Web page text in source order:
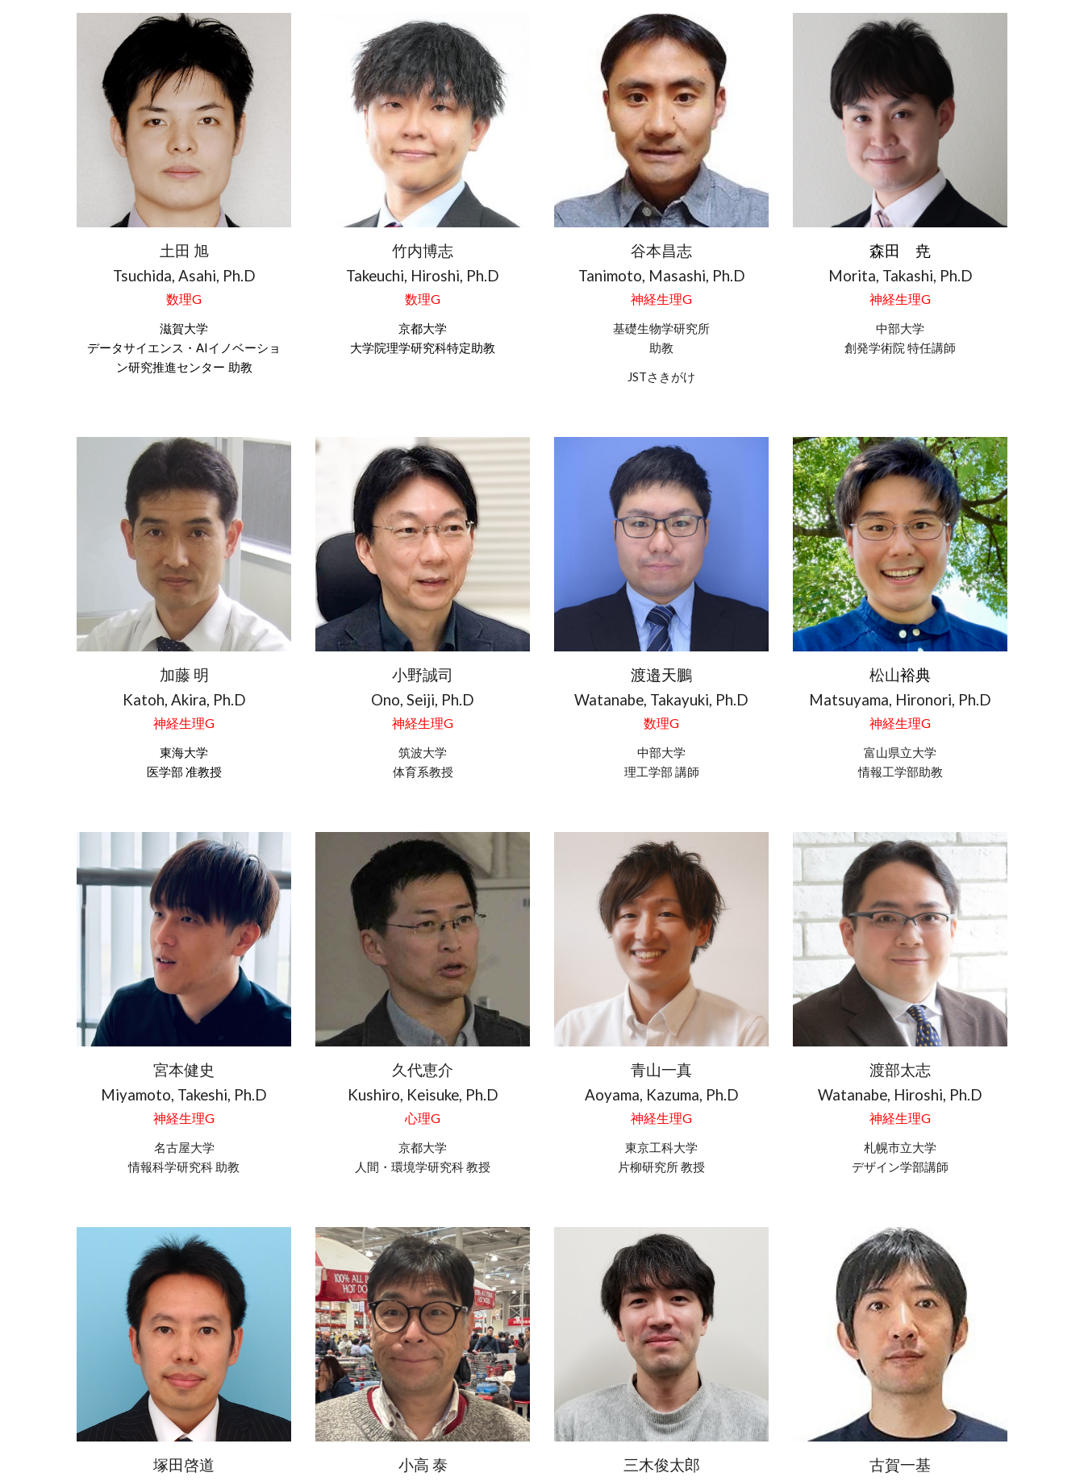
土田 旭
Tsuchida, Asahi, Ph.D
数理G
滋賀大学
データサイエンス・AIイノベーショ
ン研究推進センター 助教
竹内博志
Takeuchi, Hiroshi, Ph.D
数理G
京都大学
大学院理学研究科特定助教
谷本昌志
Tanimoto, Masashi, Ph.D
神経生理G
基礎生物学研究所
助教
JSTさきがけ
森田 尭
Morita, Takashi, Ph.D
神経生理G
中部大学
創発学術院 特任講師
加藤 明
Katoh, Akira, Ph.D
神経生理G
東海大学
医学部 准教授
小野誠司
Ono, Seiji, Ph.D
神経生理G
筑波大学
体育系教授
渡邉天鵬
Watanabe, Takayuki, Ph.D
数理G
中部大学
理工学部 講師
松山裕典
Matsuyama, Hironori, Ph.D
神経生理G
富山県立大学
情報工学部助教
宮本健史
Miyamoto, Takeshi, Ph.D
神経生理G
名古屋大学
情報科学研究科助教
久代恵介
Kushiro, Keisuke, Ph.D
心理G
京都大学
人間・環境学研究科 教授
青山一真
Aoyama, Kazuma, Ph.D
神経生理G
東京工科大学
片柳研究所教授
渡部太志
Watanabe, Hiroshi, Ph.D
神経生理G
札幌市立大学
デザイン学部講師
塚田啓道 小高 泰 三木俊太郎 古賀一基